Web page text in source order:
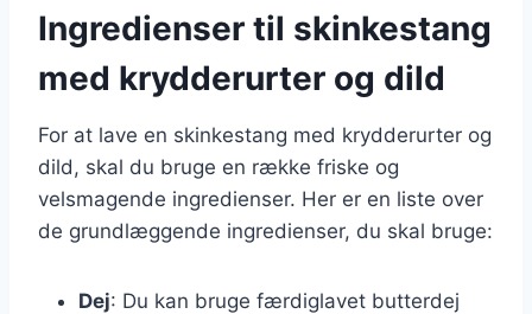
Ingredienser til skinkestang
med krydderurter og dild
For at lave en skinkestang med krydderurter og
dild, skal du bruge en række friske og
velsmagende ingredienser. Her er en liste over
de grundlæggende ingredienser, du skal bruge:
Dej: Du kan bruge færdiglavet butterdej